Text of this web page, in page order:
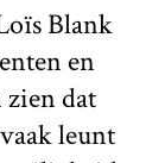
Blank
en
zien dat
leunt